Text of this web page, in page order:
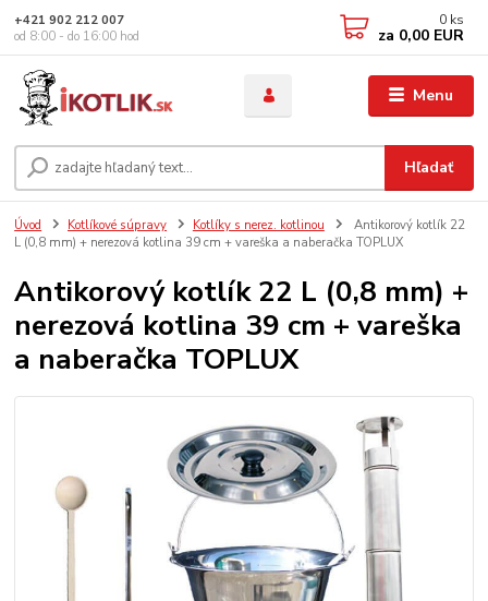
Menu
Hľadať
+421 902 212 007
od 8:00 - do 16:00 hod
0 ks
za 0,00 EUR
Úvod Kotlíkové súpravy Kotlíky s nerez. kotlinou
Antikorový kotlík 22
L (0,8 mm) + nerezová kotlina 39 cm + vareška a naberačka TOPLUX
Antikorový kotlík 22 L (0,8 mm) +
nerezová kotlina 39 cm + vareška
a naberačka TOPLUX